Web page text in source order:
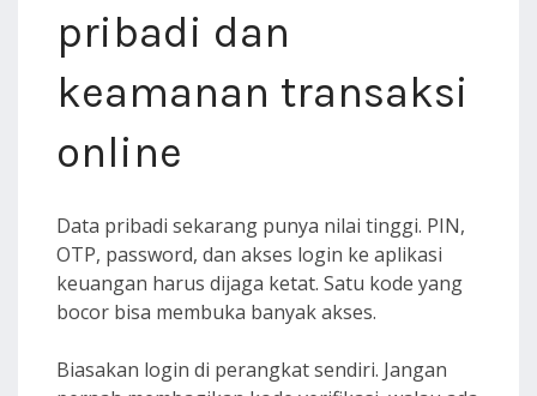
pribadi dan
keamanan transaksi
online
Data pribadi sekarang punya nilai tinggi. PIN,
OTP, password, dan akses login ke aplikasi
keuangan harus dijaga ketat. Satu kode yang
bocor bisa membuka banyak akses.
Biasakan login di perangkat sendiri. Jangan